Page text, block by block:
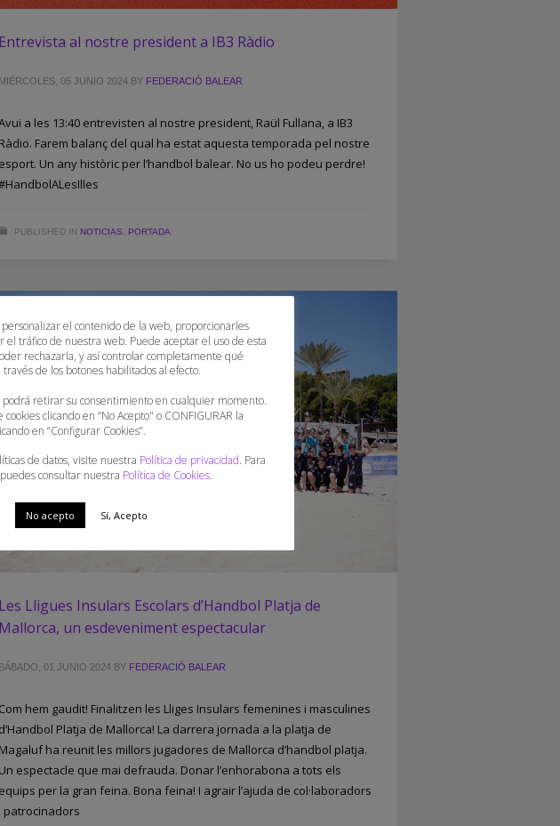
Entrevista al nostre president a IB3 Ràdio
MIÉRCOLES, 05 JUNIO 2024 BY FEDERACIÓ BALEAR
a les 13:40 entrevisten al nostre president, Raül Fullana, a IB3
Ràdio. Farem balanç del qual ha estat aquesta temporada pel nostre
esport. Un any històric per l’handbol balear. No us ho podeu perdre!
PUBLISHED IN NOTICIAS, PORTADA
Les Lligues Insulars Escolars d’Handbol Platja de
Mallorca, un esdeveniment espectacular
SÁBADO, 01 JUNIO 2024 BY FEDERACIÓ BALEAR
Com hem gaudit! Finalitzen les Lliges Insulars femenines i masculines
d’Handbol Platja de Mallorca! La darrera jornada a la platja de
Magaluf ha reunit les millors jugadores de Mallorca d’handbol platja.
Un espectacle que mai defrauda. Donar l’enhorabona a tots els
equips per la gran feina. Bona feina! I agrair l’ajuda de col·laboradors
i patrocinadors
el contenido de la web, proporcionarles
el tráfico de nuestra web. Puede aceptar el uso de esta
rechazarla, y así controlar completamente qué
de los botones habilitados al efecto.
podrá retirar su consentimiento en cualquier momento.
clicando en “No Acepto" o CONFIGURAR la
en “Configurar Cookies”.
de datos, visite nuestra Política de privacidad. Para
consultar nuestra Política de Cookies.
No acepto Sí, Acepto